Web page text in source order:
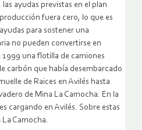
ayudas previstas en el plan
fuera cero, lo que es
para sostener una
no pueden convertirse en
una flotilla de camiones
carbón que había desembarcado
de Raices en Avilés hasta
de Mina La Camocha. En la
cargando en Avilés. Sobre estas
Camocha.